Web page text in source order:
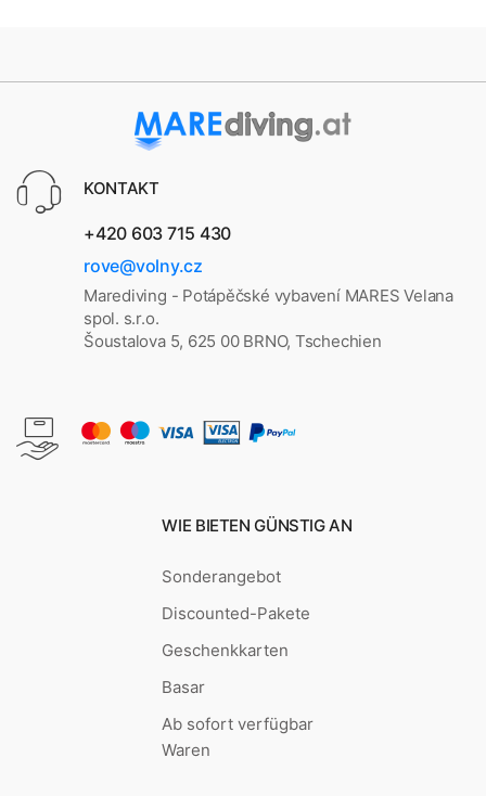
KONTAKT
+420 603 715 430
rove@volny.cz
Marediving - Potápěčské vybavení MARES Velana
spol. s.r.o.
Šoustalova 5, 625 00 BRNO, Tschechien
WIE BIETEN GÜNSTIG AN
Sonderangebot
Discounted-Pakete
Geschenkkarten
Basar
Ab sofort verfügbar
Waren